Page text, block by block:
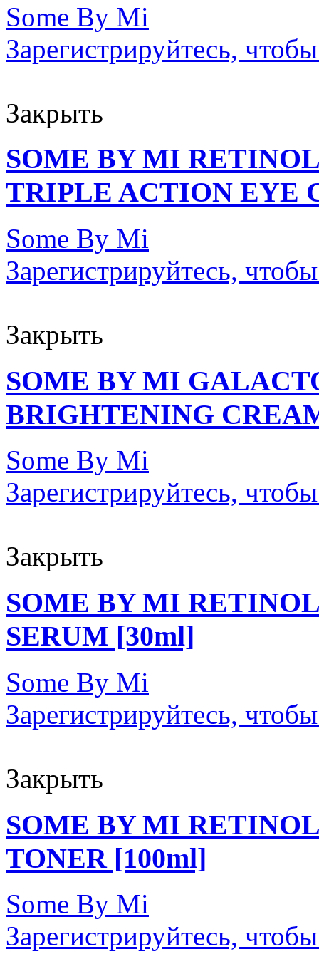
Some By Mi
Зарегистрируйтесь,
Закрыть
SOME BY MI
TRIPLE ACTION EYE
Some By Mi
Зарегистрируйтесь,
Закрыть
SOME BY MI
BRIGHTENING
Some By Mi
Зарегистрируйтесь,
Закрыть
SOME BY MI
SERUM [30ml]
Some By Mi
Зарегистрируйтесь,
Закрыть
SOME BY MI
TONER [100ml]
Some By Mi
Зарегистрируйтесь,